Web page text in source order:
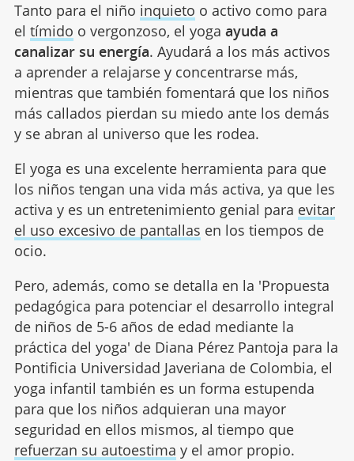
Tanto para el niño inquieto o activo como para
el tímido o vergonzoso, el yoga ayuda a
canalizar su energía. Ayudará a los más activos
a aprender a relajarse y concentrarse más,
mientras que también fomentará que los niños
más callados pierdan su miedo ante los demás
y se abran al universo que les rodea.
El yoga es una excelente herramienta para que
los niños tengan una vida más activa, ya que les
activa y es un entretenimiento genial para evitar
el uso excesivo de pantallas en los tiempos de
ocio.
Pero, además, como se detalla en la 'Propuesta
pedagógica para potenciar el desarrollo integral
de niños de 5-6 años de edad mediante la
práctica del yoga' de Diana Pérez Pantoja para la
Pontificia Universidad Javeriana de Colombia, el
yoga infantil también es un forma estupenda
para que los niños adquieran una mayor
seguridad en ellos mismos, al tiempo que
refuerzan su autoestima y el amor propio.